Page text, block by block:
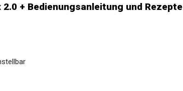
+ Bedienungsanleitung und Rezepte